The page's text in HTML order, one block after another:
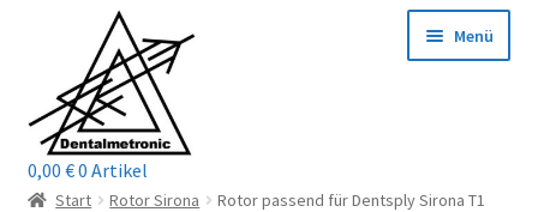
Navigation
springen
springen
Menü
Home
0,00 €0 Artikel
Start Rotor Sirona
Rotor passend für Dentsply Sirona T1